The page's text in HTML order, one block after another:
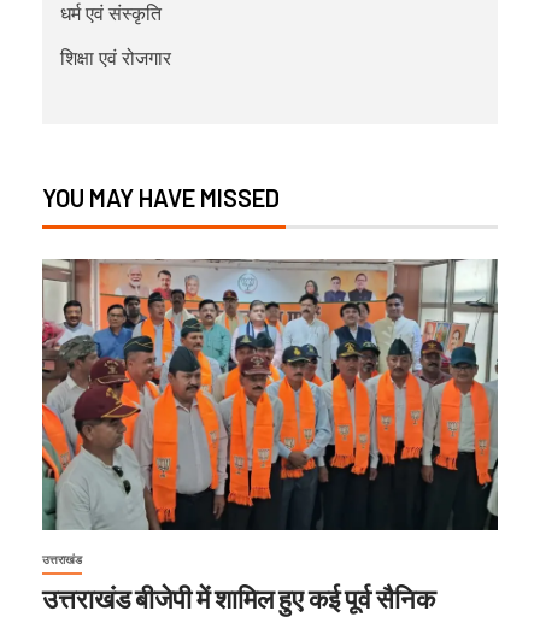
धर्म एवं संस्कृति
शिक्षा एवं रोजगार
YOU MAY HAVE MISSED
उत्तराखंड
उत्तराखंड बीजेपी में शामिल हुए कई पूर्व सैनिक